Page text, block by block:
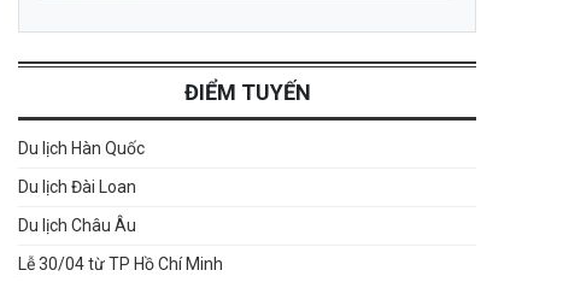
ĐIỂM TUYẾN
Du lịch Hàn Quốc
Du lịch Đài Loan
Du lịch Châu Âu
Lễ 30/04 từ TP Hồ Chí Minh